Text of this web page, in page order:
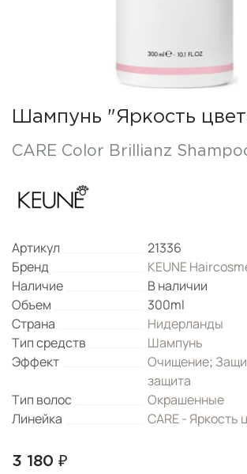
Шампунь "Яркость
CARE Color Brillianz
Артикул
21336
Бренд
KEUNE
Наличие
В наличии
Объем
300ml
Страна
Нидерланды
Тип средств
Шампунь
Эффект
Очищение;
защита
Тип волос
Окрашенные
Линейка
CARE - Яркость
3 180 ₽